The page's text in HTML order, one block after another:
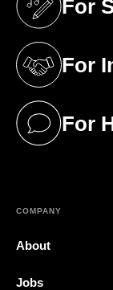
For
(opens in
For
(opens in
For
(opens in
COMPANY
About
Jobs